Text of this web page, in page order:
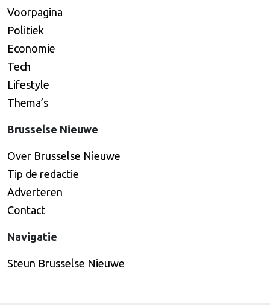
Voorpagina
Politiek
Economie
Tech
Lifestyle
Thema’s
Brusselse Nieuwe
Over Brusselse Nieuwe
Tip de redactie
Adverteren
Contact
Navigatie
Steun Brusselse Nieuwe